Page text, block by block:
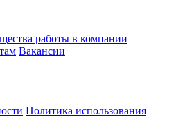
работы в компании
Вакансии
Политика использования